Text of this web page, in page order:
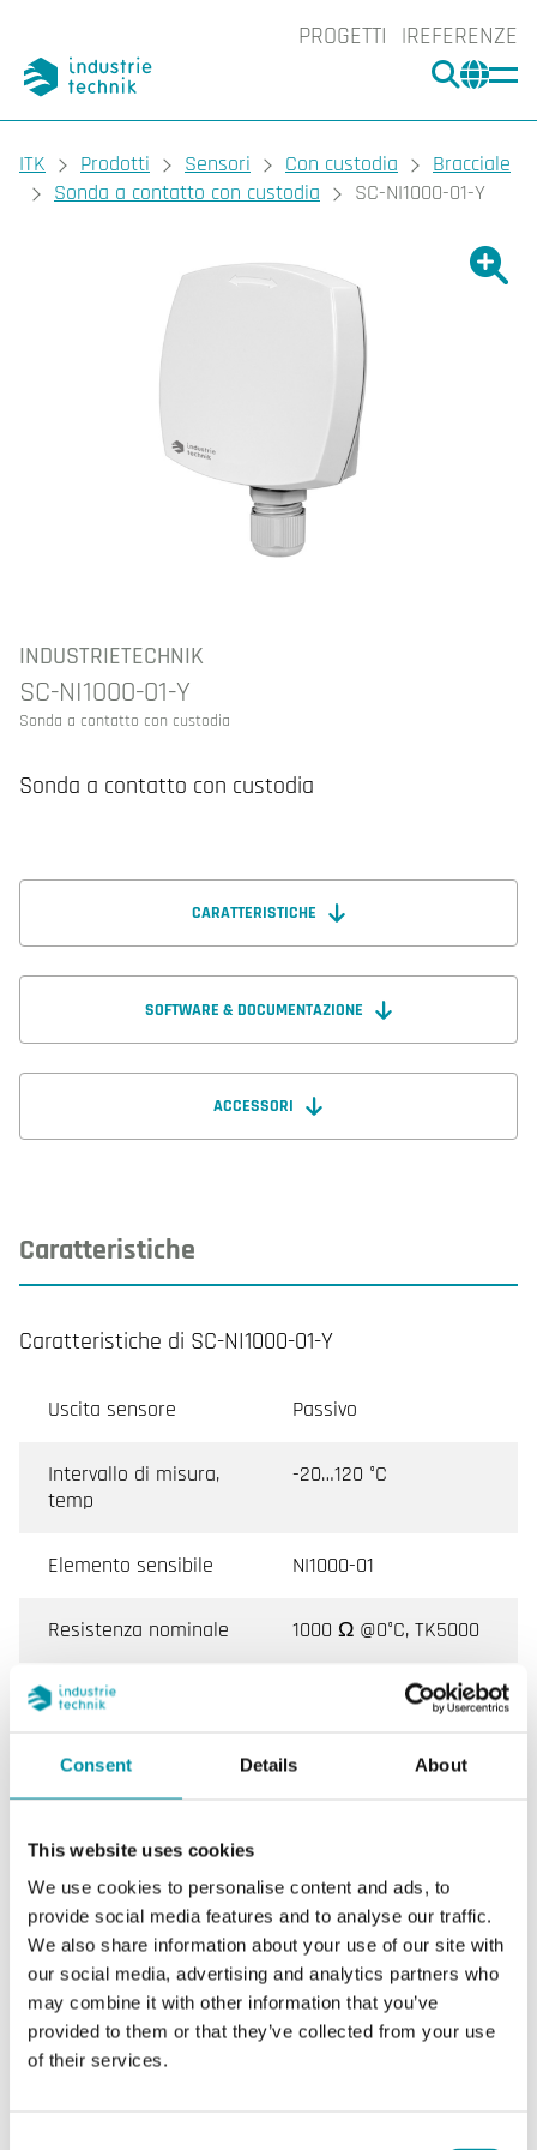
Consent Details About
This website uses cookies
We use cookies to personalise content and ads, to
provide social media features and to analyse our traffic.
We also share information about your use of our site with
our social media, advertising and analytics partners who
may combine it with other information that you’ve
provided to them or that they’ve collected from your use
of their services.
PROGETTI REFERENZE
CERCA
You are here:
ITK Prodotti Sensori Con custodia
Bracciale
Sonda a contatto con custodia
SC-NI1000-01-Y
INDUSTRIETECHNIK
SC-NI1000-01-Y
Sonda a contatto con custodia
Sonda a contatto con custodia
CARATTERISTICHE
SOFTWARE & DOCUMENTAZIONE
ACCESSORI
Caratteristiche
Caratteristiche di SC-NI1000-01-Y
Uscita sensore Passivo
Intervallo di misura,
temp
-20…120 °C
Elemento sensibile NI1000-01
Resistenza nominale 1000 Ω @0°C, TK5000
Equivalente
Siemens - Landis &
Caratteristiche di Sonda a contatto con custodia
Grado di
protezione
IP65
Dimensioni
esterne
(LxAxP)
104x78x51 mm